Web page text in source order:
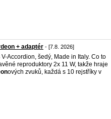
+ adaptér - [7.8. 2026]
Accordion, šedý, Made in Italy. Co to
reproduktory 2x 11 W, takže hraje
ových zvuků, každá s 10 rejstříky v